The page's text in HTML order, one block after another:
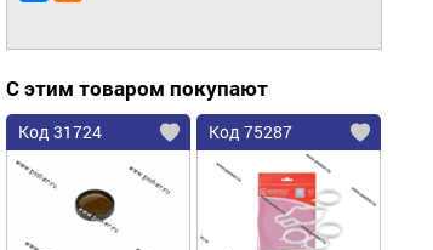
С этим товаром покупают
Код 31724 Код 75287